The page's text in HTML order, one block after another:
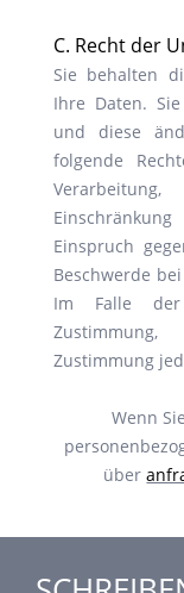
C. Recht der
Sie behalten
Ihre Daten.
und diese
folgende
Einspruch
Beschwerde
Im Falle der
Zustimmung
Wenn
über